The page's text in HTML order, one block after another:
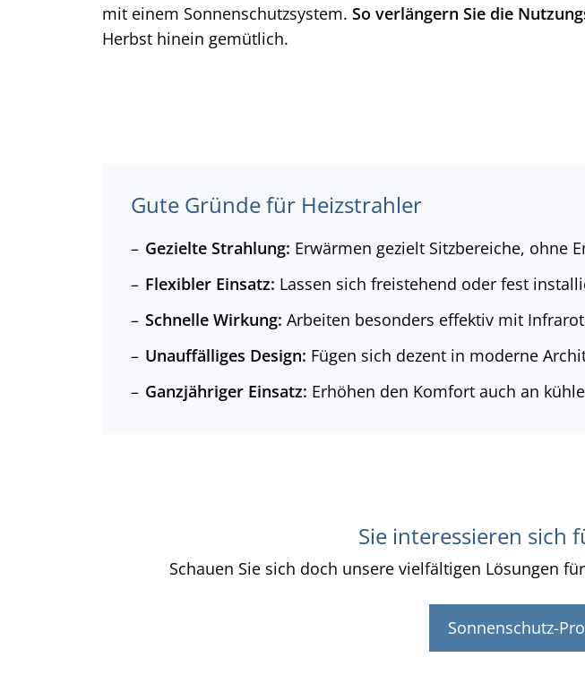
mit einem Sonnenschutzsystem. So verlängern Sie die
Herbst hinein gemütlich.
Gute Gründe für Heizstrahler
Gezielte Strahlung: Erwärmen gezielt Sitzbereiche, ohne
Flexibler Einsatz: Lassen sich freistehend oder fest
Schnelle Wirkung: Arbeiten besonders effektiv mit
Unauffälliges Design: Fügen sich dezent in moderne
Ganzjähriger Einsatz: Erhöhen den Komfort auch an
Sie interessieren sich
Schauen Sie sich doch unsere vielfältigen Lösungen
Sonnenschutz-